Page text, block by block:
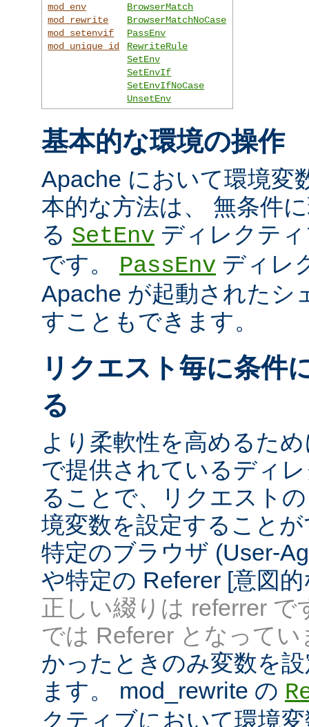
mod_env
mod_rewrite
mod_setenvif
mod_unique_id
BrowserMatch
BrowserMatchNoCase
PassEnv
RewriteRule
SetEnv
SetEnvIf
SetEnvIfNoCase
UnsetEnv
基本的な環境の操作
Apache において環境変
本的な方法は、 無条件
る SetEnv ディレクテ
です。 PassEnv ディレ
Apache が起動されたシ
すこともできます。
リクエスト毎に条件
る
より柔軟性を高めるた
で提供されているディ
ることで、リクエスト
境変数を設定すること
特定のブラウザ (User-
や特定の Referer [意図
正しい綴りは referrer で
では Referer となってい
かったときのみ変数を
ます。 mod_rewrite の
クティブにおいて環境